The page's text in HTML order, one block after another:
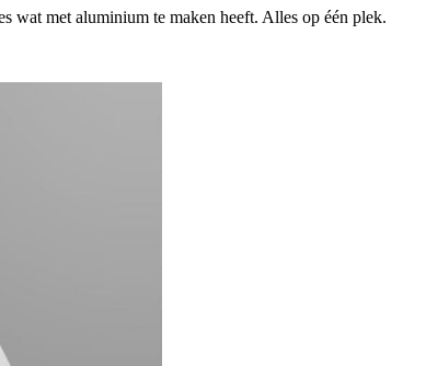
wat met aluminium te maken heeft. Alles op één plek.